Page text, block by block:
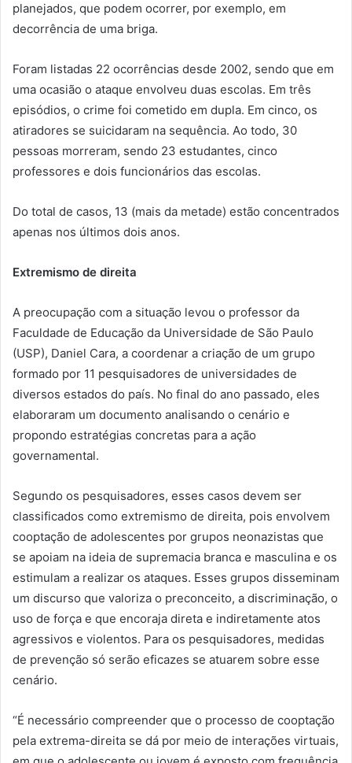
planejados, que podem ocorrer, por exemplo, em
decorrência de uma briga.
Foram listadas 22 ocorrências desde 2002, sendo que em
uma ocasião o ataque envolveu duas escolas. Em três
episódios, o crime foi cometido em dupla. Em cinco, os
atiradores se suicidaram na sequência. Ao todo, 30
pessoas morreram, sendo 23 estudantes, cinco
professores e dois funcionários das escolas.
Do total de casos, 13 (mais da metade) estão concentrados
apenas nos últimos dois anos.
Extremismo de direita
A preocupação com a situação levou o professor da
Faculdade de Educação da Universidade de São Paulo
(USP), Daniel Cara, a coordenar a criação de um grupo
formado por 11 pesquisadores de universidades de
diversos estados do país. No final do ano passado, eles
elaboraram um documento analisando o cenário e
propondo estratégias concretas para a ação
governamental.
Segundo os pesquisadores, esses casos devem ser
classificados como extremismo de direita, pois envolvem
cooptação de adolescentes por grupos neonazistas que
se apoiam na ideia de supremacia branca e masculina e os
estimulam a realizar os ataques. Esses grupos disseminam
um discurso que valoriza o preconceito, a discriminação, o
uso de força e que encoraja direta e indiretamente atos
agressivos e violentos. Para os pesquisadores, medidas
de prevenção só serão eficazes se atuarem sobre esse
cenário.
“É necessário compreender que o processo de cooptação
pela extrema-direita se dá por meio de interações virtuais,